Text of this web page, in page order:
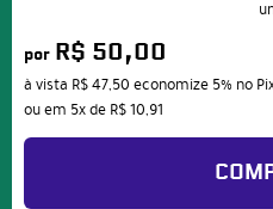
por R$ 50,00
à vista R$ 47,50 economize 5% no
ou em 5xde R$ 10,91